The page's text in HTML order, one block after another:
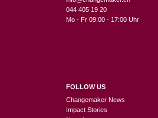
044 405 19 20
Mo - Fr 09:00 - 17:00 Uhr
FOLLOW US
Changemaker News
Impact Stories